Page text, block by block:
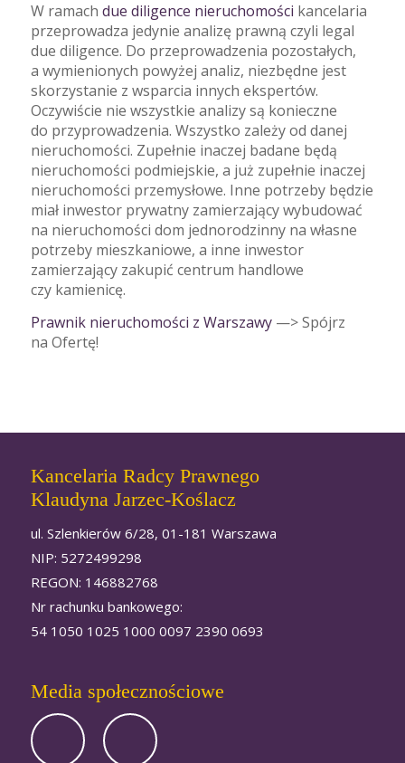
W ramach due diligence nieruchomości kancelaria
przeprowadza jedynie analizę prawną czyli legal
due diligence. Do przeprowadzenia pozostałych,
a wymienionych powyżej analiz, niezbędne jest
skorzystanie z wsparcia innych ekspertów.
Oczywiście nie wszystkie analizy są konieczne
do przyprowadzenia. Wszystko zależy od danej
nieruchomości. Zupełnie inaczej badane będą
nieruchomości podmiejskie, a już zupełnie inaczej
nieruchomości przemysłowe. Inne potrzeby będzie
miał inwestor prywatny zamierzający wybudować
na nieruchomości dom jednorodzinny na własne
potrzeby mieszkaniowe, a inne inwestor
zamierzający zakupić centrum handlowe
czy kamienicę.
Prawnik nieruchomości z Warszawy—> Spójrz
na Ofertę!
Kancelaria Radcy Prawnego
Klaudyna Jarzec-Koślacz
ul. Szlenkierów 6/28, 01-181 Warszawa
NIP: 5272499298
REGON: 146882768
Nr rachunku bankowego:
54 1050 1025 1000 0097 2390 0693
Media społecznościowe